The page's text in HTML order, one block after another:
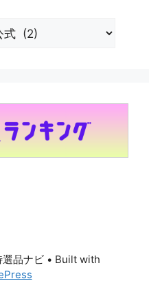
品ナビ• Built with